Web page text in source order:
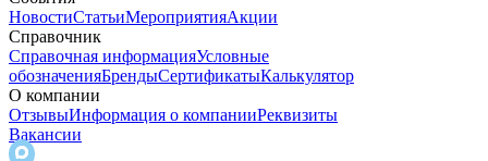
НовостиСтатьиМероприятияАкции
Справочник
Справочная информацияУсловные
обозначенияБрендыСертификатыКалькулятор
О компании
ОтзывыИнформация о компанииРеквизиты
Вакансии